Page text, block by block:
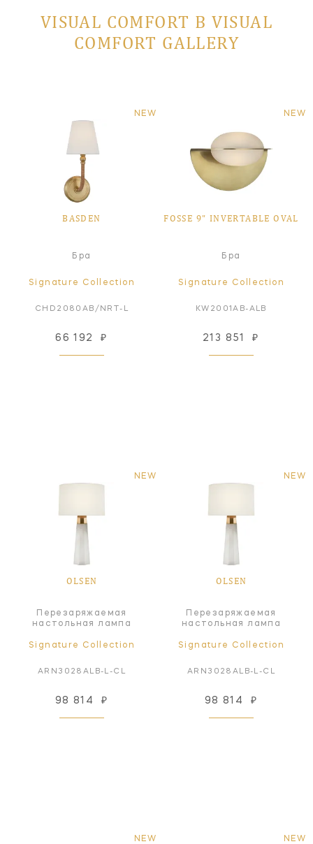
VISUAL COMFORT В VISUAL
COMFORT GALLERY
NEW
BASDEN
Бра
Signature Collection
CHD2080AB/NRT-L
66 192 ₽
NEW
FOSSE 9" INVERTABLE OVAL
Бра
Signature Collection
KW2001AB-ALB
213 851 ₽
NEW
OLSEN
Перезаряжаемая
настольная лампа
Signature Collection
ARN3028ALB-L-CL
98 814 ₽
NEW
OLSEN
Перезаряжаемая
настольная лампа
Signature Collection
ARN3028ALB-L-CL
98 814 ₽
NEW NEW